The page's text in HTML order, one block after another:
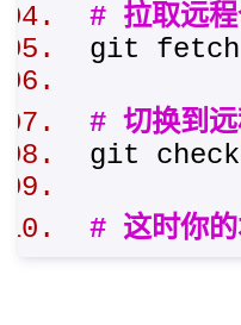
# 拉取远程
git
# 切换到
git
# 这时你的